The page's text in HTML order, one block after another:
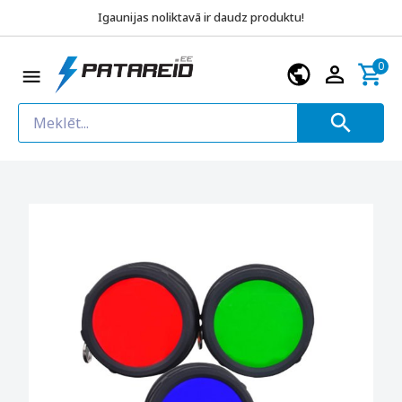
Igaunijas noliktavā ir daudz produktu!
0